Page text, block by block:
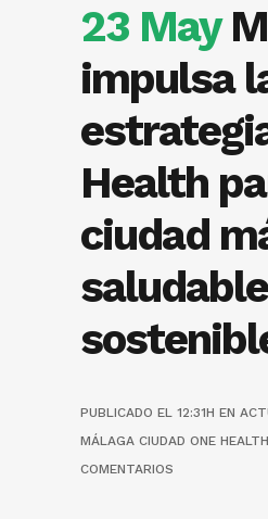
23 May
impulsa
Health
ciudad
PUBLICADO EL 12:31H EN
MÁLAGA CIUDAD ONE HEALTH
COMENTARIOS